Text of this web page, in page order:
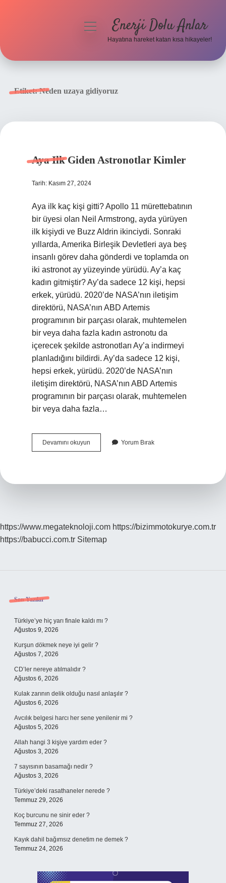
menüyüEnerji Dolu Anlar
Hayatına hareket katan kısa hikayeler!
Etiket:Neden uzaya gidiyoruz
Aya Ilk Giden Astronotlar Kimler
Tarih: Kasım 27, 2024
Aya ilk kaç kişi gitti? Apollo 11 mürettebatının
bir üyesi olan Neil Armstrong, ayda yürüyen
ilk kişiydi ve Buzz Aldrin ikinciydi. Sonraki
yıllarda, Amerika Birleşik Devletleri aya beş
insanlı görev daha gönderdi ve toplamda on
iki astronot ay yüzeyinde yürüdü. Ay’a kaç
kadın gitmiştir? Ay’da sadece 12 kişi, hepsi
erkek, yürüdü. 2020’de NASA’nın iletişim
direktörü, NASA’nın ABD Artemis
programının bir parçası olarak, muhtemelen
bir veya daha fazla kadın astronotu da
içerecek şekilde astronotları Ay’a indirmeyi
planladığını bildirdi. Ay’da sadece 12 kişi,
hepsi erkek, yürüdü. 2020’de NASA’nın
iletişim direktörü, NASA’nın ABD Artemis
programının bir parçası olarak, muhtemelen
bir veya daha fazla…
Devamını okuyun
Ilk
Yorum Bırak
https://www.megateknoloji.com https://bizimmotokurye.com.tr
https://babucci.com.tr Sitemap
Sidebar
Son Yazılar
Türkiye’ye hiç yarı finale kaldı mı ?
Ağustos 9, 2026
Kurşun dökmek neye iyi gelir ?
Ağustos 7, 2026
CD’ler nereye atılmalıdır ?
Ağustos 6, 2026
Kulak zarının delik olduğu nasıl anlaşılır ?
Ağustos 6, 2026
Avcılık belgesi harcı her sene yenilenir mi ?
Ağustos 5, 2026
Allah hangi 3 kişiye yardım eder ?
Ağustos 3, 2026
7 sayısının basamağı nedir ?
Ağustos 3, 2026
Türkiye’deki rasathaneler nerede ?
Temmuz 29, 2026
Koç burcunu ne sinir eder ?
Temmuz 27, 2026
Kayık dahil bağımsız denetim ne demek ?
Temmuz 24, 2026